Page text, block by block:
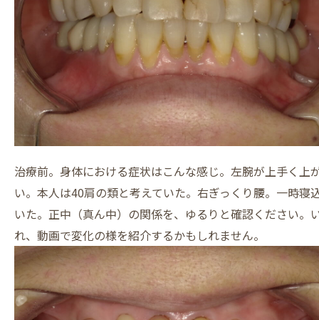
治療前。身体における症状はこんな感じ。左腕が上手く上
い。本人は40肩の類と考えていた。右ぎっくり腰。一時寝
いた。正中（真ん中）の関係を、ゆるりと確認ください。
れ、動画で変化の様を紹介するかもしれません。